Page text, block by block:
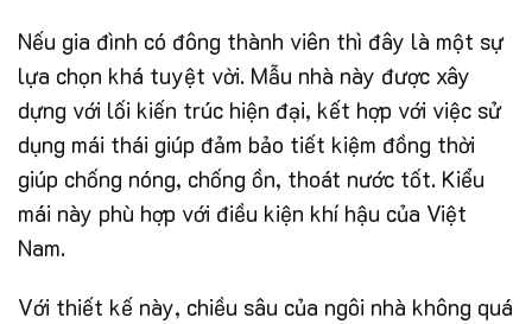
Nếu gia đình có đông thành viên thì đây là một sự
lựa chọn khá tuyệt vời. Mẫu nhà này được xây
dựng với lối kiến trúc hiện đại, kết hợp với việc sử
dụng mái thái giúp đảm bảo tiết kiệm đồng thời
giúp chống nóng, chống ồn, thoát nước tốt. Kiểu
mái này phù hợp với điều kiện khí hậu của Việt
Nam.
Với thiết kế này, chiều sâu của ngôi nhà không quá